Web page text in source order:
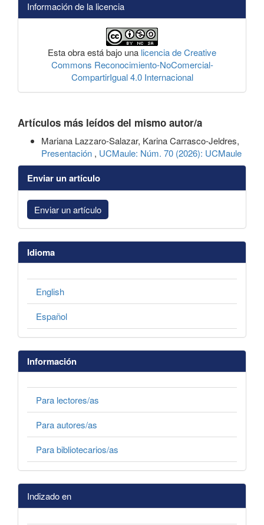
Información de la licencia
Esta obra está bajo una licencia de Creative
Commons Reconocimiento-NoComercial-
CompartirIgual 4.0 Internacional
Artículos más leídos del mismo autor/a
Mariana Lazzaro-Salazar, Karina Carrasco-Jeldres,
Presentación , UCMaule: Núm. 70 (2026): UCMaule
Enviar un artículo
Enviar un artículo
Idioma
English
Español
Información
Para lectores/as
Para autores/as
Para bibliotecarios/as
Indizado en